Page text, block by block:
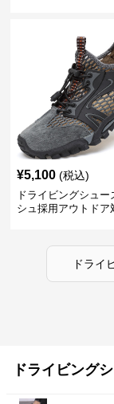
¥5,100 (税込)
ドライビングシュー
シュ採用アウトドア
ドライ
ドライビング